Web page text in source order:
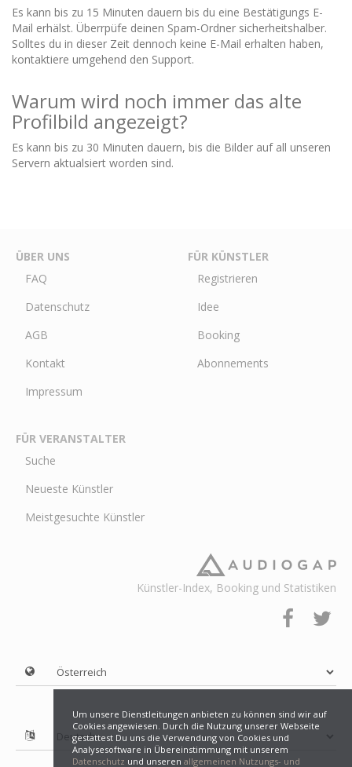
Es kann bis zu 15 Minuten dauern bis du eine Bestätigungs E-
Mail erhälst. Überrpüfe deinen Spam-Ordner sicherheitshalber.
Solltes du in dieser Zeit dennoch keine E-Mail erhalten haben,
kontaktiere umgehend den Support.
Warum wird noch immer das alte
Profilbild angezeigt?
Es kann bis zu 30 Minuten dauern, bis die Bilder auf all unseren
Servern aktualsiert worden sind.
ÜBER UNS
FAQ
Datenschutz
AGB
Kontakt
Impressum
FÜR KÜNSTLER
Registrieren
Idee
Booking
Abonnements
FÜR VERANSTALTER
Suche
Neueste Künstler
Meistgesuchte Künstler
Künstler-Index, Booking und Statistiken
Um unsere Dienstleitungen anbieten zu können sind wir auf
Cookies angewiesen. Durch die Nutzung unserer Webseite
gestattest Du uns die Verwendung von Cookies und
Analysesoftware in Übereinstimmung mit unserem
Datenschutz und unseren allgemeinen Nutzungs- und